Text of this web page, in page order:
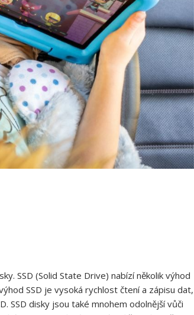
SSD (Solid State Drive) nabízí několik výhod
SSD je vysoká rychlost čtení a zápisu dat,
SSD disky jsou také mnohem odolnější vůči